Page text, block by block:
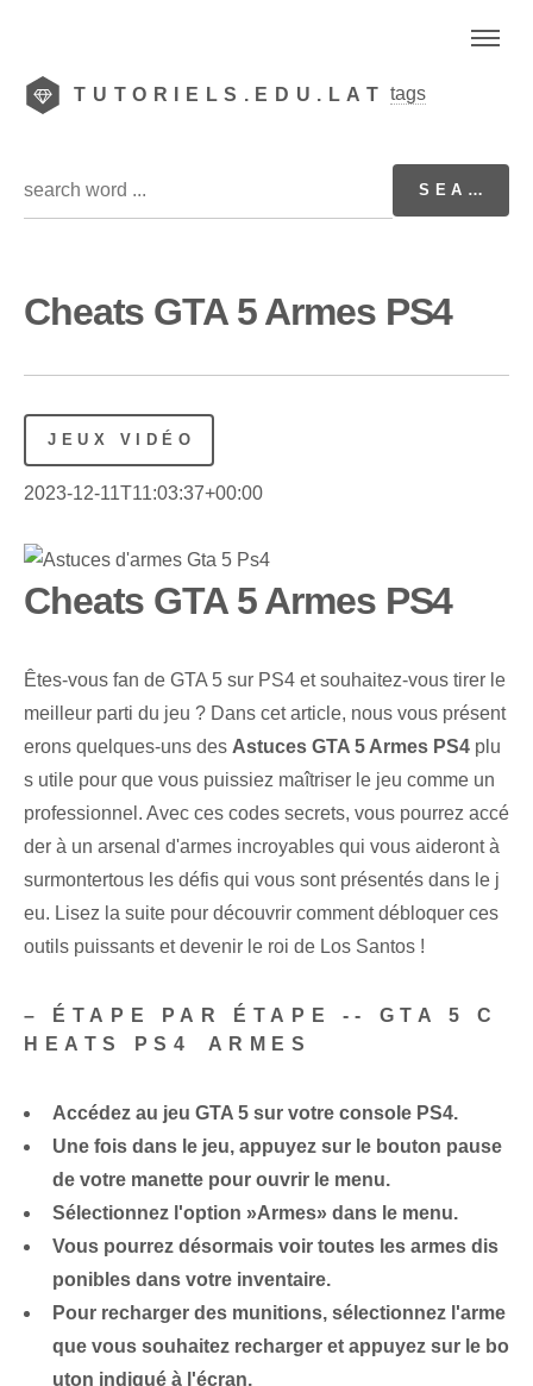
TUTORIELS.EDU.LAT tags
Cheats GTA 5 Armes PS4
JEUX VIDÉO
2023-12-11T11:03:37+00:00
Cheats GTA 5 Armes PS4
‌Êtes-vous fan de GTA 5 sur PS4 et souhaitez-vous tirer le
meilleur parti du jeu ? Dans cet article, nous vous présent
erons quelques-uns des Astuces GTA 5 ‍Armes PS4 plu
s utile pour que vous puissiez maîtriser le jeu comme un
professionnel. Avec ces ⁤codes⁤ secrets, ⁢vous pourrez accé
der⁣ à un arsenal⁣ d'⁢armes incroyables qui vous aideront à ⁤
surmonter⁤tous‍ les défis qui ⁤vous sont⁣ présentés dans ⁣le j
eu. Lisez la suite pour découvrir comment débloquer ces
outils puissants et devenir le roi de Los Santos !
– ÉTAPE PAR ÉTAPE ‌-- GTA 5 C
HEATS‍ PS4⁤ ARMES
Accédez au jeu GTA‍ 5 sur votre console PS4.
Une fois dans le jeu, appuyez sur le bouton pause
de votre manette pour ouvrir le menu.
Sélectionnez l'option ⁤»Armes» dans‍ le menu.
Vous pourrez désormais voir toutes les armes dis
ponibles dans votre inventaire.
Pour recharger des munitions, sélectionnez l'arme
que vous souhaitez recharger et appuyez sur le bo
uton⁤ indiqué à l'écran.